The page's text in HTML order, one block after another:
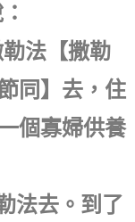
法【撒勒
同】去，住
個寡婦供養
法去。到了